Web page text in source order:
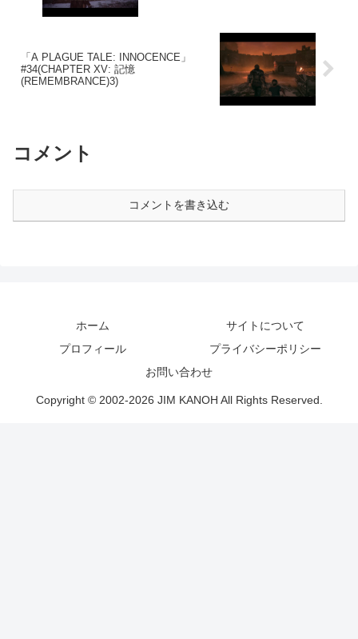
「A PLAGUE TALE: INNOCENCE」
#34(CHAPTER XV: 記憶
(REMEMBRANCE)3)
コメント
コメントを書き込む
ホーム
サイトについて
プロフィール
プライバシーポリシー
お問い合わせ
Copyright © 2002-2026 JIM KANOH All Rights Reserved.